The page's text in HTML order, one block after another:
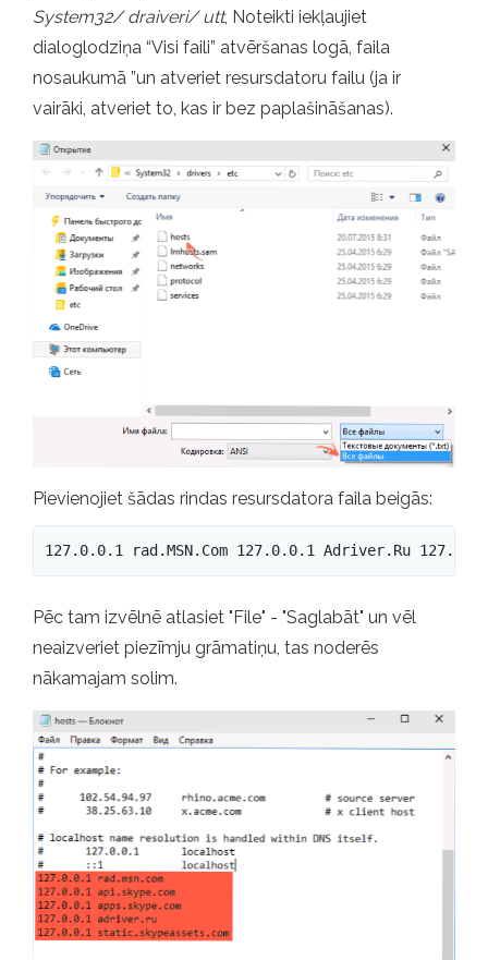
System32/ draiveri/ utt, Noteikti iekļaujiet
dialoglodziņa “Visi faili” atvēršanas logā, faila
nosaukumā ”un atveriet resursdatoru failu (ja ir
vairāki, atveriet to, kas ir bez paplašināšanas).
Pievienojiet šādas rindas resursdatora faila beigās:
127.0.0.1 rad.MSN.Com 127.0.0.1 Adriver.Ru
Pēc tam izvēlnē atlasiet "File" - "Saglabāt" un vēl
neaizveriet piezīmju grāmatiņu, tas noderēs
nākamajam solim.